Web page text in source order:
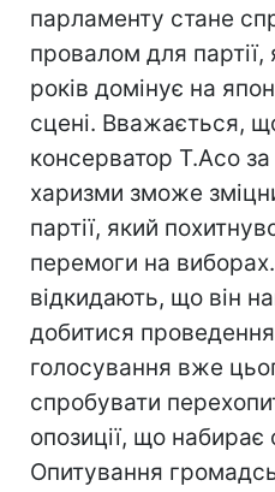
парламенту стане
провалом для
років домінує на
сцені. Вважається,
консерватор Т.Асо за
харизми зможе
партії, який
перемоги на
відкидають, що він
добитися
голосування вже
спробувати
опозиції, що набирає
Опитування